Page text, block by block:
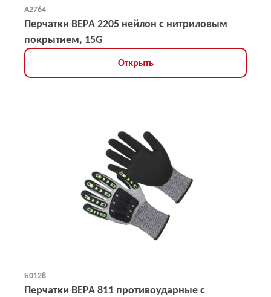
А2764
Перчатки ВЕРА 2205 нейлон с нитриловым
покрытием, 15G
Открыть
Б0128
Перчатки ВЕРА 811 противоударные с